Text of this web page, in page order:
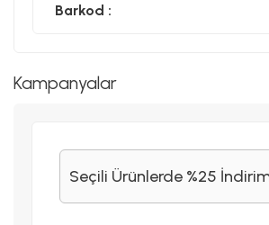
Barkod :
Kampanyalar
Seçili Ürünlerde %25